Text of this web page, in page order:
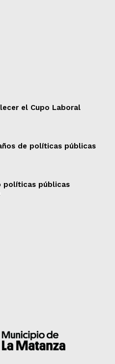
el Cupo Laboral
de políticas públicas
políticas públicas